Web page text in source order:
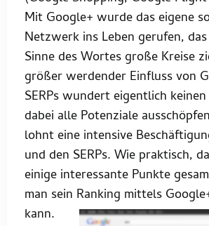
Mit Google+ wurde das eigene
Netzwerk ins Leben gerufen,
Sinne des Wortes große Kreise
größer werdender Einfluss von
SERPs wundert eigentlich
dabei alle Potenziale
lohnt eine intensive
und den SERPs. Wie praktisch,
einige interessante Punkte
man sein Ranking mittels
kann.